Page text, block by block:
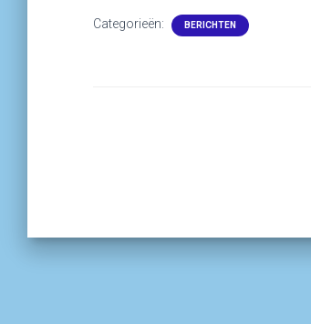
Categorieën: BERICHTEN